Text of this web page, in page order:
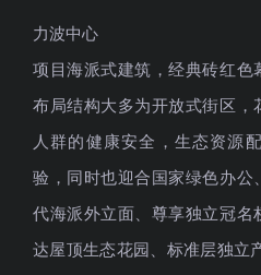
力波中心
项目海派式建筑，经典砖红色
布局结构大多为开放式街区，
人群的健康安全，生态资源
验，同时也迎合国家绿色办公
代海派外立面、尊享独立冠名
达屋顶生态花园、标准层独立